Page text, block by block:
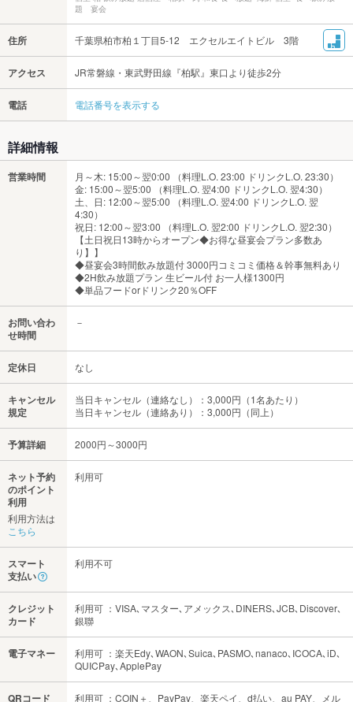
題 宴会
住所 千葉県柏市柏１丁目5-12 エクセルエイトビル 3階
アクセス JR常磐線・東武野田線『柏駅』東口より徒歩2分
電話 電話番号を表示する
詳細情報
営業時間
月～木: 15:00～翌0:00 （料理L.O. 23:00 ドリンクL.O. 23:30）
金: 15:00～翌5:00 （料理L.O. 翌4:00 ドリンクL.O. 翌4:30）
土、日: 12:00～翌5:00 （料理L.O. 翌4:00 ドリンクL.O. 翌
4:30）
祝日: 12:00～翌3:00 （料理L.O. 翌2:00 ドリンクL.O. 翌2:30）
【土日祝日13時からオープン◆お得な昼宴会プラン多数あ
り】】
◆昼宴会3時間飲み放題付 3000円コミコミ価格＆幹事無料あり
◆2H飲み放題プラン 生ビール付 お一人様1300円
◆単品フードorドリンク20％OFF
お問い合わ
せ時間
－
定休日 なし
キャンセル
規定
当日キャンセル（連絡なし）：3,000円（1名あたり）
当日キャンセル（連絡あり）：3,000円（同上）
予算詳細 2000円～3000円
ネット予約
のポイント
利用
利用方法は
こちら
利用可
スマート
支払い
利用不可
クレジット
カード
利用可 ：VISA､マスター､アメックス､DINERS､JCB､Discover､
銀聯
電子マネー
利用可 ：楽天Edy､WAON､Suica､PASMO､nanaco､ICOCA､iD､
QUICPay､ApplePay
QRコード
利用可 ：COIN＋、PayPay、楽天ペイ、d払い、au PAY、メル